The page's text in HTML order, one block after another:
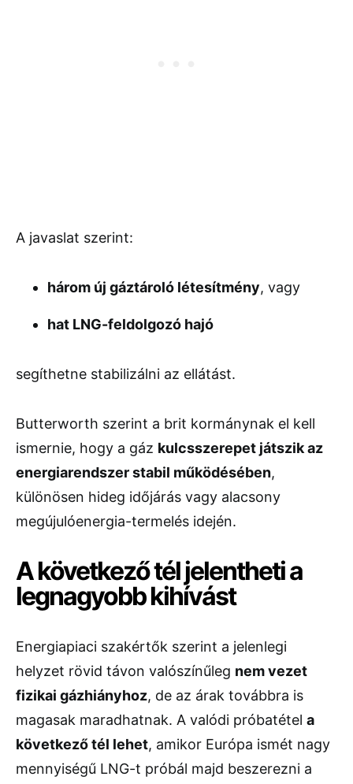
A javaslat szerint:
három új gáztároló létesítmény, vagy
hat LNG-feldolgozó hajó
segíthetne stabilizálni az ellátást.
Butterworth szerint a brit kormánynak el kell
ismernie, hogy a gáz kulcsszerepet játszik az
energiarendszer stabil működésében,
különösen hideg időjárás vagy alacsony
megújulóenergia-termelés idején.
A következő tél jelentheti a
legnagyobb kihívást
Energiapiaci szakértők szerint a jelenlegi
helyzet rövid távon valószínűleg nem vezet
fizikai gázhiányhoz, de az árak továbbra is
magasak maradhatnak. A valódi próbatétel a
következő tél lehet, amikor Európa ismét nagy
mennyiségű LNG-t próbál majd beszerezni a